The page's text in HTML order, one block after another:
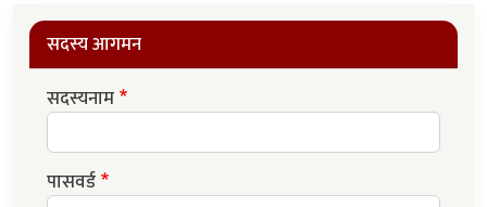
सदस्य आगमन
सदस्यनाम
पासवर्ड